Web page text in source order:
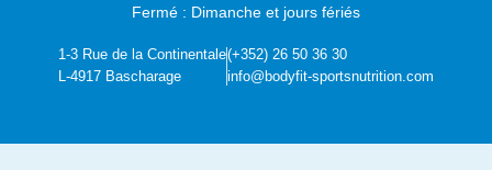
Fermé : Dimanche et jours fériés
1-3 Rue de la Continentale
L-4917 Bascharage
(+352) 26 50 36 30
info@bodyfit-sportsnutrition.com